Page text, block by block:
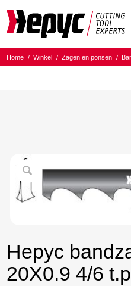
Home / Winkel / Zagen en ponsen /
Hepyc
20X0.9 4/6